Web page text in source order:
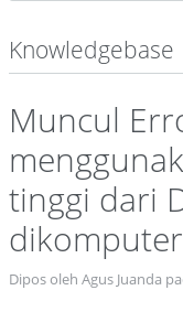
Knowledgebase
Muncul
tinggi dari
Dipos oleh Agus Juanda